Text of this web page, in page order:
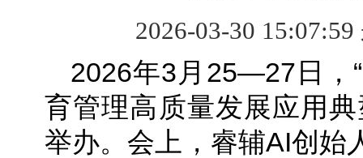
2026-03-30
2026年3月25—27日，
育管理高质量发展应用
举办。会上，睿辅AI创始